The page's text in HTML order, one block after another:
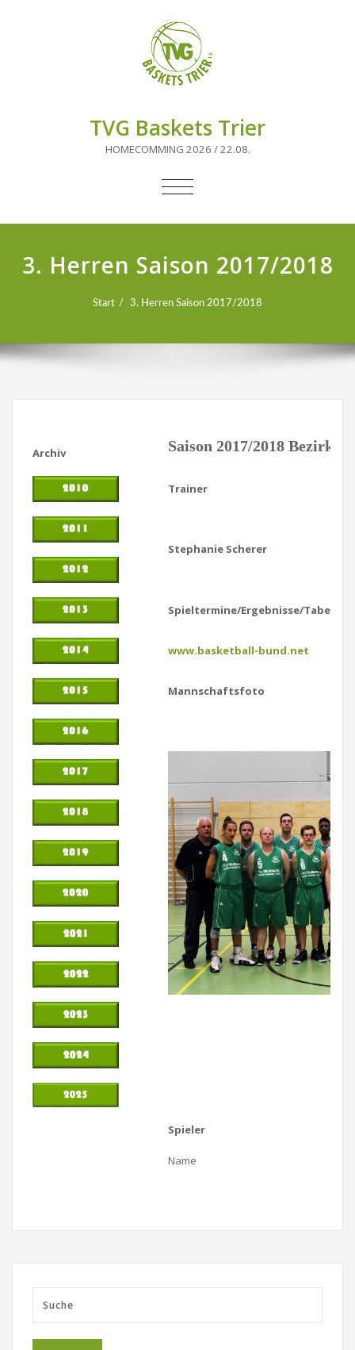
TVG Baskets Trier
HOMECOMMING 2026 / 22.08.
NAVIGATION
3. Herren Saison 2017/2018
Start 3. Herren Saison 2017/2018
Saison 2017/2018
Archiv
Trainer
Stephanie Scherer
Spieltermine/Ergebnisse/Tabellen
www.basketball-bund.net
Mannschaftsfoto
Spieler
Name